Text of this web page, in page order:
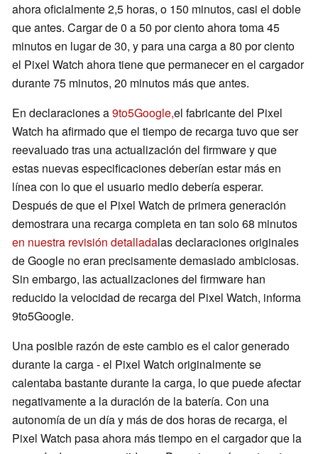
ahora oficialmente 2,5 horas, o 150 minutos, casi el doble
que antes. Cargar de 0 a 50 por ciento ahora toma 45
minutos en lugar de 30, y para una carga a 80 por ciento
el Pixel Watch ahora tiene que permanecer en el cargador
durante 75 minutos, 20 minutos más que antes.
En declaraciones a9to5Google,el fabricante del Pixel
Watch ha afirmado que el tiempo de recarga tuvo que ser
reevaluado tras una actualización del firmware y que
estas nuevas especificaciones deberían estar más en
línea con lo que el usuario medio debería esperar.
Después de que el Pixel Watch de primera generación
demostrara una recarga completa en tan solo 68 minutos
en nuestra revisión detalladalas declaraciones originales
de Google no eran precisamente demasiado ambiciosas.
Sin embargo, las actualizaciones del firmware han
reducido la velocidad de recarga del Pixel Watch, informa
9to5Google.
Una posible razón de este cambio es el calor generado
durante la carga - el Pixel Watch originalmente se
calentaba bastante durante la carga, lo que puede afectar
negativamente a la duración de la batería. Con una
autonomía de un día y más de dos horas de recarga, el
Pixel Watch pasa ahora más tiempo en el cargador que la